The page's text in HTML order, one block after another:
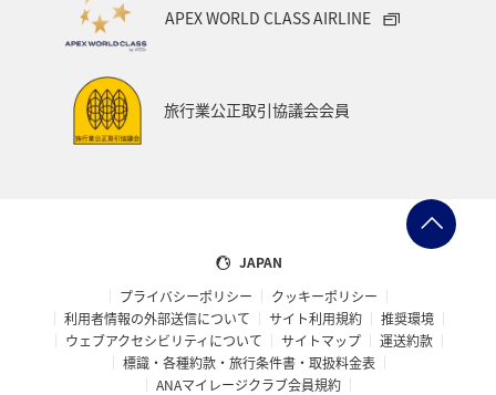
APEX WORLD CLASS AIRLINE
旅行業公正取引協議会会員
JAPAN
プライバシーポリシー
クッキーポリシー
利用者情報の外部送信について
サイト利用規約
推奨環境
ウェブアクセシビリティについて
サイトマップ
運送約款
標識・各種約款・旅行条件書・取扱料金表
ANAマイレージクラブ会員規約